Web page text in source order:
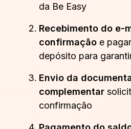
da Be Easy
Recebimento do e-
confirmação e
depósito para
Envio da
complementar
confirmação